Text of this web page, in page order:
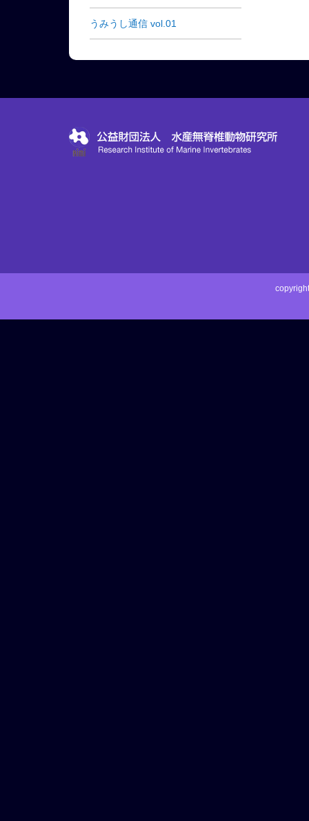
うみうし通信 vol.01